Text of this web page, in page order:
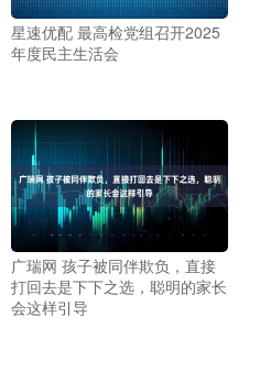
星速优配 最高检党组召开2025
年度民主生活会
广瑞网 孩子被同伴欺负，直接
打回去是下下之选，聪明的家长
会这样引导